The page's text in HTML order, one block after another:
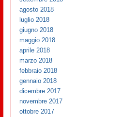
agosto 2018
luglio 2018
giugno 2018
maggio 2018
aprile 2018
marzo 2018
febbraio 2018
gennaio 2018
dicembre 2017
novembre 2017
ottobre 2017